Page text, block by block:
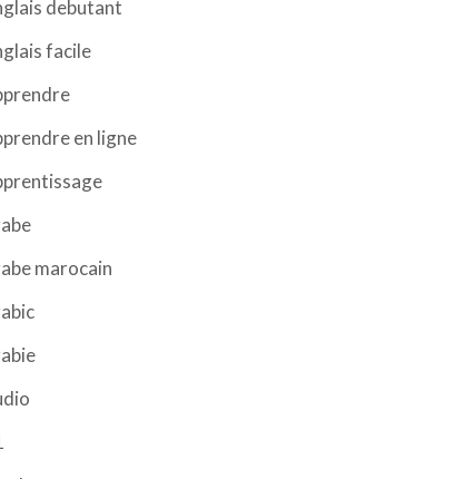
debutant
facile
en ligne
marocain